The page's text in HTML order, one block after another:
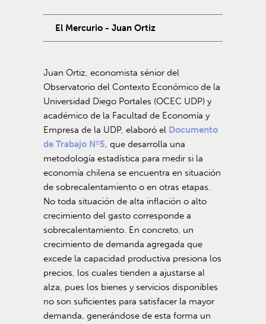
El Mercurio - Juan Ortiz
Juan Ortiz, economista sénior del
Observatorio del Contexto Económico de la
Universidad Diego Portales (OCEC UDP) y
académico de la Facultad de Economía y
Empresa de la UDP, elaboró el Documento
de Trabajo Nº5, que desarrolla una
metodología estadística para medir si la
economía chilena se encuentra en situación
de sobrecalentamiento o en otras etapas.
No toda situación de alta inflación o alto
crecimiento del gasto corresponde a
sobrecalentamiento. En concreto, un
crecimiento de demanda agregada que
excede la capacidad productiva presiona los
precios, los cuales tienden a ajustarse al
alza, pues los bienes y servicios disponibles
no son suficientes para satisfacer la mayor
demanda, generándose de esta forma un